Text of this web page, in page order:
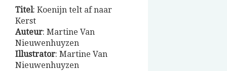
Titel: Koenijn telt af naar
Kerst
Auteur: Martine Van
Nieuwenhuyzen
Illustrator: Martine Van
Nieuwenhuyzen